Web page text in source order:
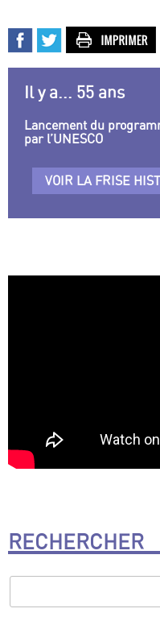
Il y a... 55 ans
Lancement du
par l’UNESCO
VOIR LA FRISE
RECHERCHER